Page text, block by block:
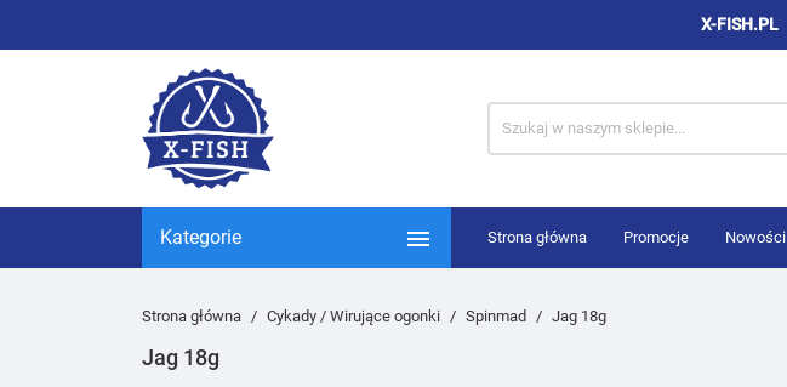
X-FISH.PL
Kategorie  Strona główna Promocje Nowości
Strona główna Cykady / Wirujące ogonki Spinmad Jag 18g
Jag 18g